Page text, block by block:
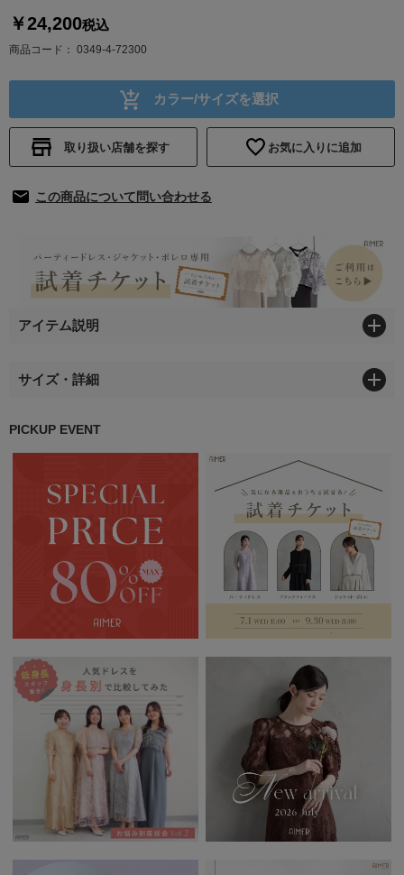
￥24,200税込
商品コード 0349-4-72300
カラー/サイズを選択
取り扱い店舗を探す お気に入りに追加
この商品について問い合わせる
アイテム説明
サイズ・詳細
PICKUP EVENT